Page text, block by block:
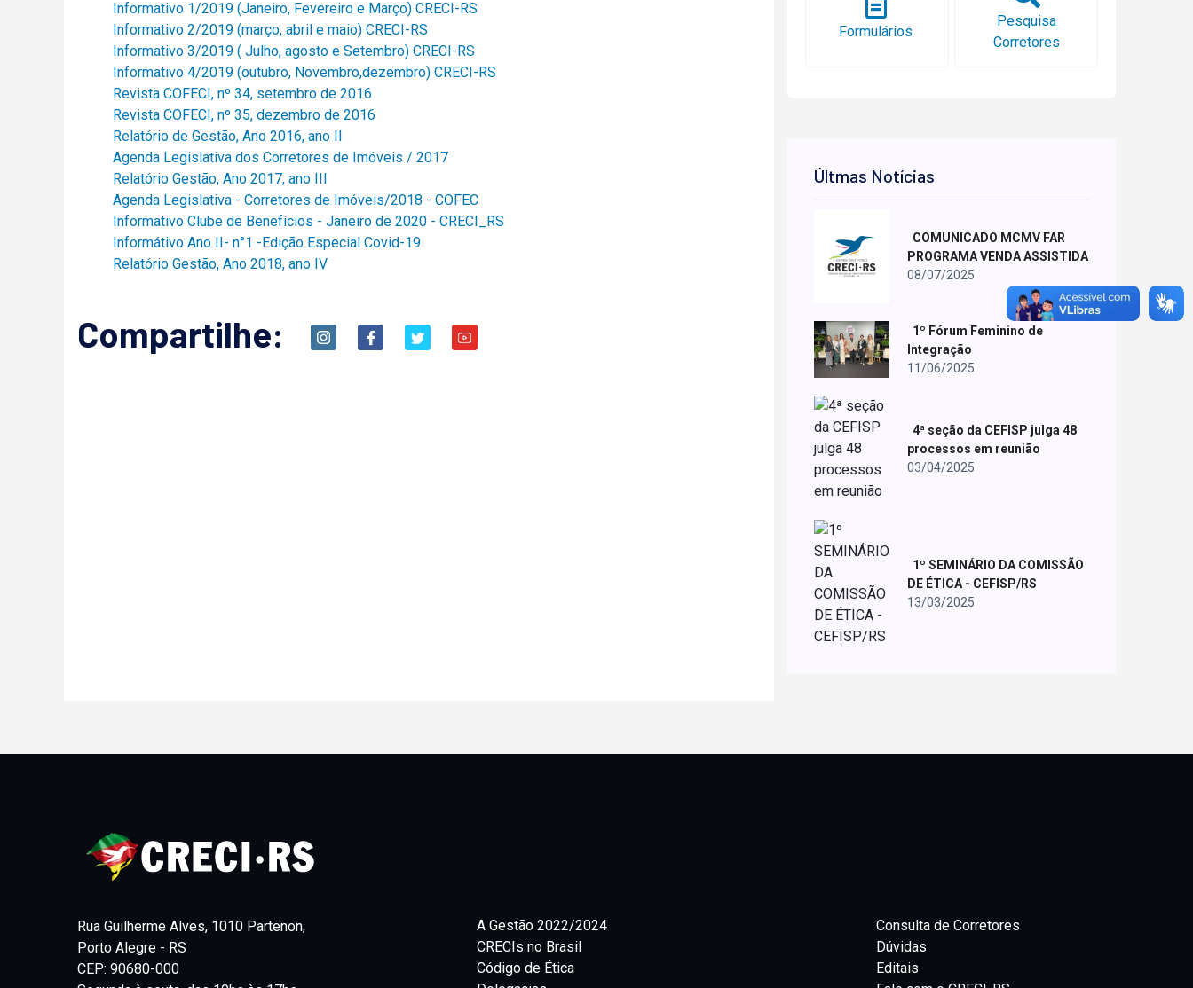
Informativo 1/2019 (Janeiro, Fevereiro e Março) CRECI-RS
Informativo 2/2019 (março, abril e maio) CRECI-RS
Informativo 3/2019 ( Julho, agosto e Setembro) CRECI-RS
Informativo 4/2019 (outubro, Novembro,dezembro) CRECI-RS
Revista COFECI, nº 34, setembro de 2016
Revista COFECI, nº 35, dezembro de 2016
Relatório de Gestão, Ano 2016, ano II
Agenda Legislativa dos Corretores de Imóveis / 2017
Relatório Gestão, Ano 2017, ano III
Agenda Legislativa - Corretores de Imóveis/2018 - COFEC
Informativo Clube de Benefícios - Janeiro de 2020 - CRECI_RS
Informátivo Ano II- n°1 -Edição Especial Covid-19
Relatório Gestão, Ano 2018, ano IV
Compartilhe:
Formulários
Pesquisa
Corretores
Últmas Notícias
COMUNICADO MCMV FAR
PROGRAMA VENDA ASSISTIDA
08/07/2025
1º Fórum Feminino de
Integração
11/06/2025
4ª seção da CEFISP julga 48
processos em reunião
03/04/2025
1º SEMINÁRIO DA COMISSÃO
DE ÉTICA - CEFISP/RS
13/03/2025
Rua Guilherme Alves, 1010 Partenon,
Porto Alegre - RS
CEP: 90680-000
A Gestão 2022/2024
CRECIs no Brasil
Código de Ética
Consulta de Corretores
Dúvidas
Editais